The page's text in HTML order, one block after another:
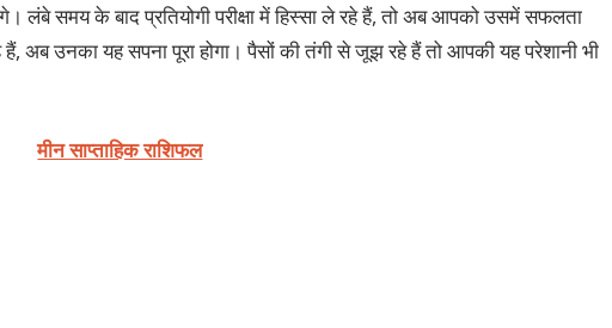
लंबे समय के बाद प्रतियोगी परीक्षा में हिस्सा ले रहे हैं, तो अब आपको उसमें सफलता
अब उनका यह सपना पूरा होगा। पैसों की तंगी से जूझ रहे हैं तो आपकी यह परेशानी भी
मीन साप्ताहिक राशिफल